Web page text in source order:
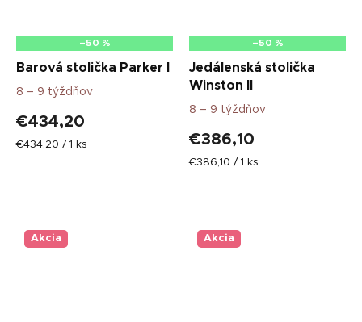
–50 %
Barová stolička Parker I
8 – 9 týždňov
€434,20
Jednotková
€434,20 / 1 ks
–50 %
Jedálenská stolička
Winston II
8 – 9 týždňov
€386,10
Jednotková
€386,10 / 1 ks
Akcia Akcia